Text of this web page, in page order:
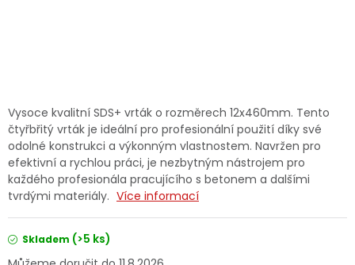
Fotovoltaika
Výprodej
Značky
Vysoce kvalitní SDS+ vrták o rozměrech 12x460mm. Tento
čtyřbřitý vrták je ideální pro profesionální použití díky své
odolné konstrukci a výkonným vlastnostem. Navržen pro
efektivní a rychlou práci, je nezbytným nástrojem pro
každého profesionála pracujícího s betonem a dalšími
tvrdými materiály. Více informací
Skladem (>5 ks)